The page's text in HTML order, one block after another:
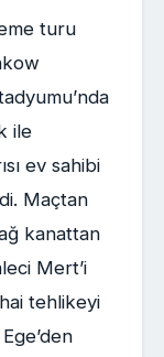
turu
ile
ev sahibi
Maçtan
kanattan
Mert’i
tehlikeyi